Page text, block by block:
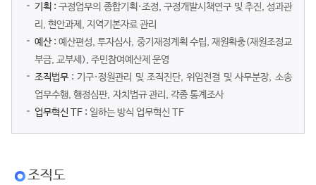
기획 :구정업무의 종합기획·조정, 구정개발시책연구 및 추진, 성과관
리, 현안과제, 지역기본자료 관리
예산 : 예산편성, 투자심사, 중기재정계획 수립, 재원확충(재원조정교
부금, 교부세), 주민참여예산제 운영
조직법무 : 기구·정원관리 및 조직진단, 위임전결 및 사무분장, 소송
업무수행, 행정심판, 자치법규 관리, 각종 통계조사
업무혁신 TF : 일하는 방식 업무혁신 TF
조직도